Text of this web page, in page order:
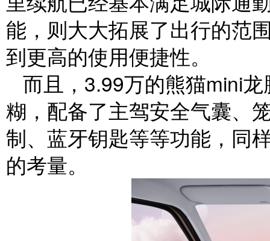
能，则大大拓展了出行的范
到更高的使用便捷性。
而且，3.99万的熊猫mini
糊，配备了主驾安全气囊、
制、蓝牙钥匙等等功能，同
的考量。